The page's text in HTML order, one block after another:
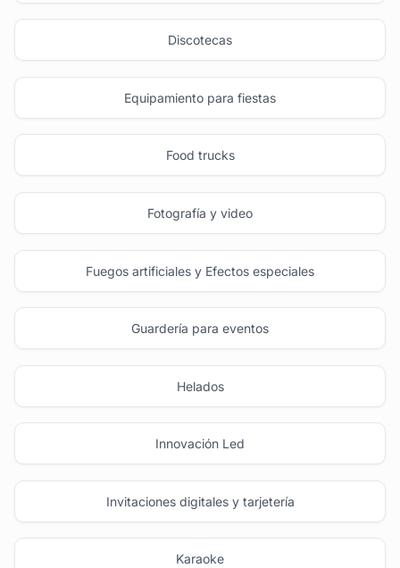
Discotecas
Equipamiento para fiestas
Food trucks
Fotografía y video
Fuegos artificiales y Efectos especiales
Guardería para eventos
Helados
Innovación Led
Invitaciones digitales y tarjetería
Karaoke